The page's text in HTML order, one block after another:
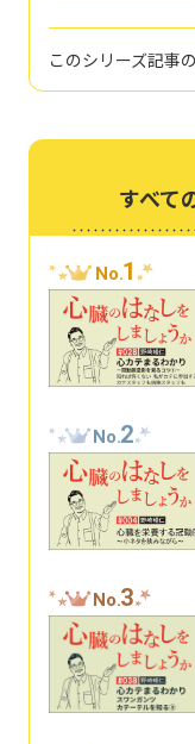
このシリーズ記事
すべて
No.1
No.2
No.3